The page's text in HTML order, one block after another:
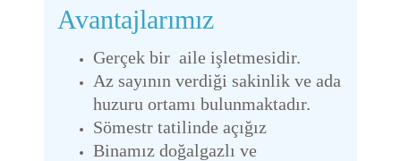
Avantajlarımız
Gerçek bir aile işletmesidir.
Az sayının verdiği sakinlik ve ada
huzuru ortamı bulunmaktadır.
Sömestr tatilinde açığız
Binamız doğalgazlı ve